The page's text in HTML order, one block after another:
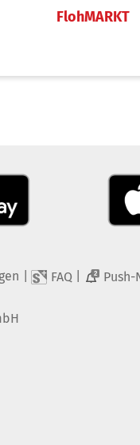
FlohMARKT
FAQ 2